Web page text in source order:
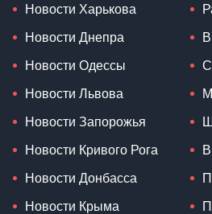
Новости Харькова
Новости Днепра
Новости Одессы
Новости Львова
Новости Запорожья
Новости Кривого Рога
Новости Донбасса
Новости Крыма